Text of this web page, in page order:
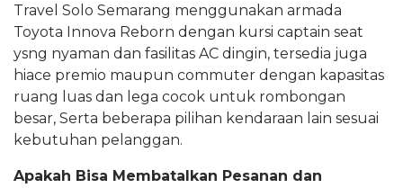
Travel Solo Semarang menggunakan armada
Toyota Innova Reborn dengan kursi captain seat
ysng nyaman dan fasilitas AC dingin, tersedia juga
hiace premio maupun commuter dengan kapasitas
ruang luas dan lega cocok untuk rombongan
besar, Serta beberapa pilihan kendaraan lain sesuai
kebutuhan pelanggan.
Apakah Bisa Membatalkan Pesanan dan